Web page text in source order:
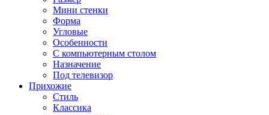
Мини стенки
Форма
Угловые
Особенности
С компьютерным столом
Назначение
Под телевизор
Прихожие
Стиль
Классика